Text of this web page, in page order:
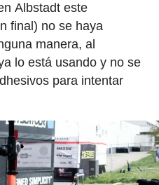
Albstadt este
final) no se haya
manera, al
lo está usando y no se
para intentar